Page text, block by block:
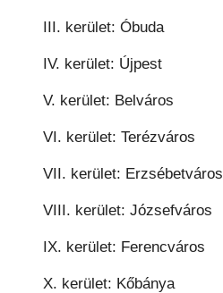
III. kerület: Óbuda
IV. kerület: Újpest
V. kerület: Belváros
VI. kerület: Terézváros
VII. kerület: Erzsébetváros
VIII. kerület: Józsefváros
IX. kerület: Ferencváros
X. kerület: Kőbánya